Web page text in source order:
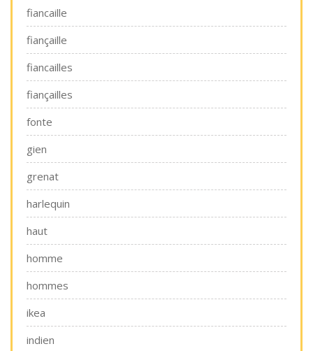
fiancaille
fiançaille
fiancailles
fiançailles
fonte
gien
grenat
harlequin
haut
homme
hommes
ikea
indien